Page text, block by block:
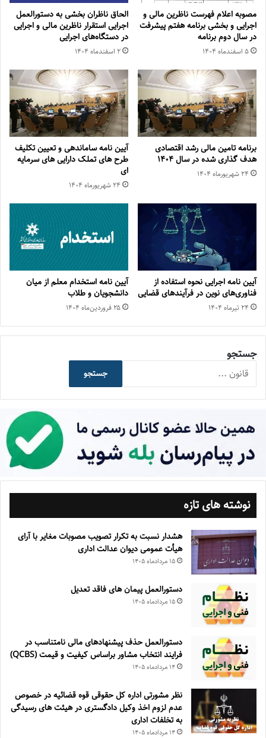
مصوبه اعلام فهرست ناظرین مالی و
اجرایی و بخشی برنامه هفتم پیشرفت
در سال دوم برنامه
۵ اسفند‌ماه ۱۴۰۴
الحاق ناظران بخشی به دستورالعمل
اجرایی استقرار ناظرین مالی و اجرایی
در دستگاه‌های اجرایی
۲ اسفند‌ماه ۱۴۰۴
برنامه تامین مالی رشد اقتصادی
هدف گذاری شده در سال ۱۴۰۴
۲۴ شهریور‌ماه ۱۴۰۴
آیین نامه ساماندهی و تعیین تکلیف
طرح های تملک دارایی های سرمایه
ای
۲۴ شهریور‌ماه ۱۴۰۴
آیین نامه اجرایی نحوه استفاده از
فناوری‌های نوین در فرآیندهای قضایی
۲۴ تیر‌ماه ۱۴۰۴
آیین نامه استخدام معلم از میان
دانشجویان و طلاب
۲۵ فروردین‌ماه ۱۴۰۴
جستجو
جستجو
نوشته های تازه
هشدار نسبت به تکرار تصویب مصوبات مغایر با آرای
هیأت عمومی دیوان عدالت اداری
۱۵ مرداد‌ماه ۱۴۰۵
دستورالعمل پیمان های فاقد تعدیل
۱۵ مرداد‌ماه ۱۴۰۵
دستورالعمل حذف پيشنهادهای مالی نامتناسب در
فرايند انتخاب مشاور براساس كيفيت و قيمت (QCBS)
۱۴ مرداد‌ماه ۱۴۰۵
نظر مشورتی اداره کل حقوقی قوه قضائیه در خصوص
عدم لزوم اخذ وکیل دادگستری در هیئت های رسیدگی
به تخلفات اداری
۱۴ مرداد‌ماه ۱۴۰۵